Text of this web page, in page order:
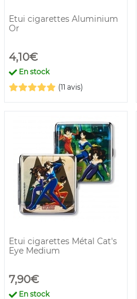
Etui cigarettes Aluminium
Or
4,10€
En stock
(11 avis)
Etui cigarettes Métal Cat's
Eye Medium
7,90€
En stock